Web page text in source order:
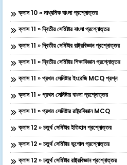
ক্লাস 10 » মাধ্যমিক বাংলা প্রশ্নোত্তর
ক্লাস 11 » দ্বিতীয় সেমিষ্টার বাংলা প্রশ্নোত্তর
ক্লাস 11 » দ্বিতীয় সেমিষ্টার রাষ্ট্রবিজ্ঞান প্রশ্নোত্তর
ক্লাস 11 » দ্বিতীয় সেমিষ্টার শিক্ষাবিজ্ঞান প্রশ্নোত্তর
ক্লাস 11 » প্রথম সেমিষ্টার ইংরেজি MCQ প্রশ্ন
ক্লাস 11 » প্রথম সেমিষ্টার বাংলা প্রশ্নোত্তর
ক্লাস 11 » প্রথম সেমিষ্টার রাষ্ট্রবিজ্ঞান MCQ
ক্লাস 12 » চতুর্থ সেমিষ্টার ইতিহাস প্রশ্নোত্তর
ক্লাস 12 » চতুর্থ সেমিষ্টার ভূগোল প্রশ্নোত্তর
ক্লাস 12 » চতুর্থ সেমিষ্টার রাষ্ট্রবিজ্ঞান প্রশ্নোত্তর